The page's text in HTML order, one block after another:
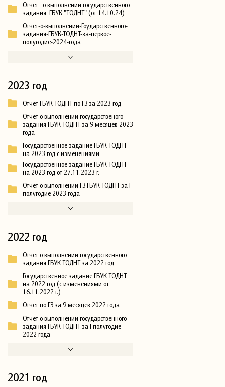
Отчет о выполнении государственного
задания ГБУК "ТОДНТ" (от 14.10.24)
Отчет-о-выполнении-Гоударственного-
задания-ГБУК-ТОДНТ-за-первое-
полугодие-2024-года
2023 год
Отчет ГБУК ТОДНТ по ГЗ за 2023 год
Отчет о выполнении государственого
задания ГБУК ТОДНТ за 9 месяцев 2023
года
Государственное задание ГБУК ТОДНТ
на 2023 год с изменениями
Государственное задание ГБУК ТОДНТ
на 2023 год от 27.11.2023 г.
Отчет о выполнении ГЗ ГБУК ТОДНТ за I
полугодие 2023 года
2022 год
Отчет о выполнении государственного
задания ГБУК ТОДНТ за 2022 год
Государственное задание ГБУК ТОДНТ
на 2022 год (с изменениями от
16.11.2022 г.)
Отчет по ГЗ за 9 месяцев 2022 года
Отчет о выполнении государственного
задания ГБУК ТОДНТ за I полугодие
2022 года
2021 год